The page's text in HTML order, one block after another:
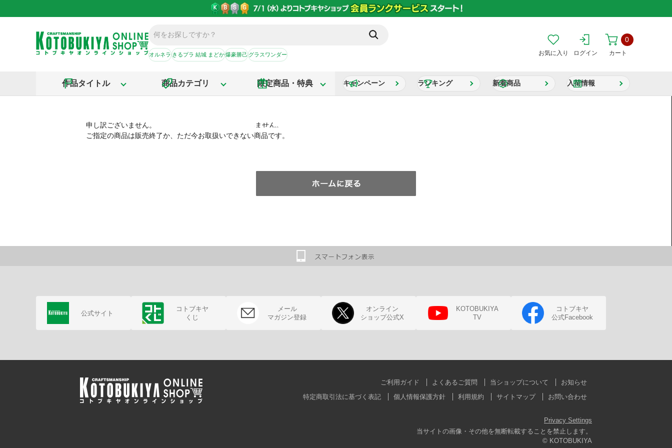
オルネラきるプラ 結城 まどか爆豪勝己グラスワンダー お気に入り ログイン カート
0
作品タイトル 商品カテゴリ 限定商品・特典 キャンペーン ランキング 新着商品 入荷情報
申し訳ございません。
ご指定の商品は販売終了か、ただ今お取扱いできない商品です。
公式サイト
コトブキヤ
くじ
メール
マガジン登録
オンライン
ショップ公式X
KOTOBUKIYA
TV
コトブキヤ
公式Facebook
ご利用ガイド よくあるご質問 当ショップについて
お知らせ
特定商取引法に基づく表記
個人情報保護方針 利用規約 サイトマップ お問い合わせ
Privacy Settings
当サイトの画像・その他を無断転載することを禁止します。
© KOTOBUKIYA